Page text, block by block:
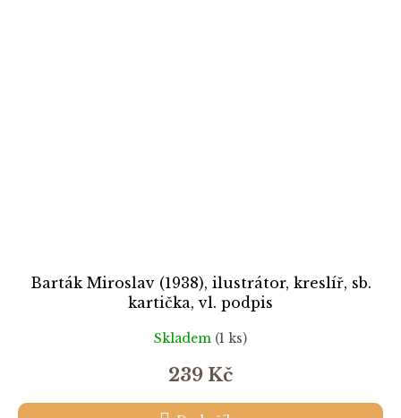
Barták Miroslav (1938), ilustrátor, kreslíř, sb.
kartička, vl. podpis
Skladem (1 ks)
239 Kč